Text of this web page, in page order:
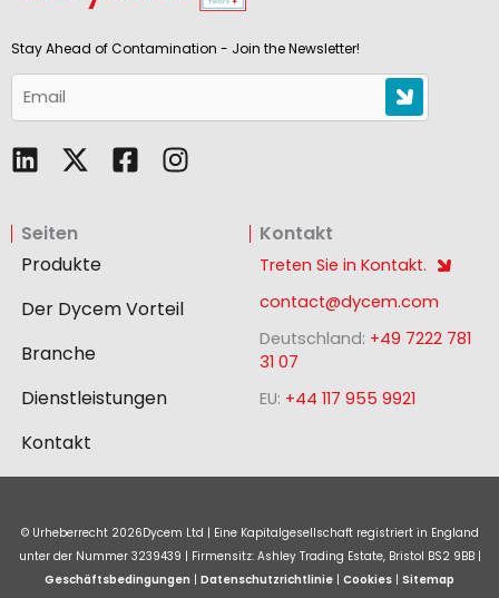
Stay Ahead of Contamination - Join the Newsletter!
L
k
e
d
i
n
F
o
o
s
r
e
I
g
r
Seiten
Produkte
Der Dycem Vorteil
Branche
Dienstleistungen
Kontakt
Kontakt
Treten Sie in Kontakt.
contact@dycem.com
Deutschland: +49 7222 781
31 07
EU: +44 117 955 9921
© Urheberrecht 2026Dycem Ltd | Eine Kapitalgesellschaft registriert in England
unter der Nummer 3239439 | Firmensitz: Ashley Trading Estate, Bristol BS2 9BB |
Geschäftsbedingungen | Datenschutzrichtlinie | Cookies | Sitemap